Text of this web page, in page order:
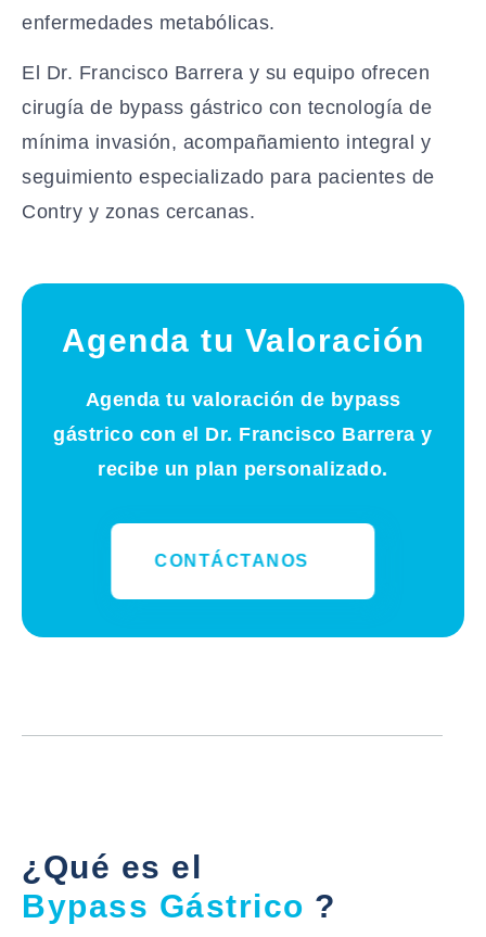
enfermedades metabólicas.
El Dr. Francisco Barrera y su equipo ofrecen
cirugía de bypass gástrico con tecnología de
mínima invasión, acompañamiento integral y
seguimiento especializado para pacientes de
Contry y zonas cercanas.
Agenda tu Valoración
Agenda tu valoración de bypass
gástrico con el Dr. Francisco Barrera y
recibe un plan personalizado.
CONTÁCTANOS
¿Qué es el
Bypass Gástrico ?